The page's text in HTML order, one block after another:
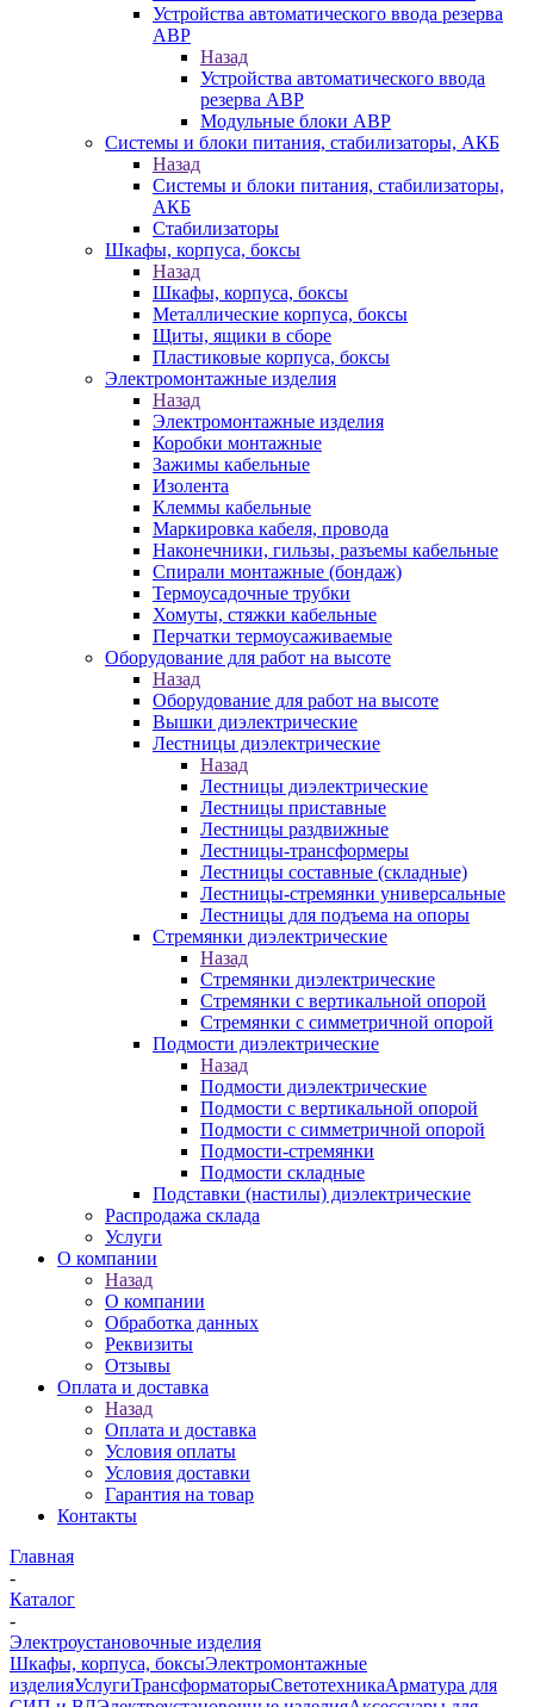
Устройства автоматического ввода резерва
АВР
Назад
Устройства автоматического ввода
резерва АВР
Модульные блоки АВР
Системы и блоки питания, стабилизаторы, АКБ
Назад
Системы и блоки питания, стабилизаторы,
АКБ
Стабилизаторы
Шкафы, корпуса, боксы
Назад
Шкафы, корпуса, боксы
Металлические корпуса, боксы
Щиты, ящики в сборе
Пластиковые корпуса, боксы
Электромонтажные изделия
Назад
Электромонтажные изделия
Коробки монтажные
Зажимы кабельные
Изолента
Клеммы кабельные
Маркировка кабеля, провода
Наконечники, гильзы, разъемы кабельные
Спирали монтажные (бондаж)
Термоусадочные трубки
Хомуты, стяжки кабельные
Перчатки термоусаживаемые
Оборудование для работ на высоте
Назад
Оборудование для работ на высоте
Вышки диэлектрические
Лестницы диэлектрические
Назад
Лестницы диэлектрические
Лестницы приставные
Лестницы раздвижные
Лестницы-трансформеры
Лестницы составные (складные)
Лестницы-стремянки универсальные
Лестницы для подъема на опоры
Стремянки диэлектрические
Назад
Стремянки диэлектрические
Стремянки с вертикальной опорой
Стремянки с симметричной опорой
Подмости диэлектрические
Назад
Подмости диэлектрические
Подмости с вертикальной опорой
Подмости с симметричной опорой
Подмости-стремянки
Подмости складные
Подставки (настилы) диэлектрические
Распродажа склада
Услуги
О компании
Назад
О компании
Обработка данных
Реквизиты
Отзывы
Оплата и доставка
Назад
Оплата и доставка
Условия оплаты
Условия доставки
Гарантия на товар
Контакты
Главная
-
Каталог
-
Электроустановочные изделия
Шкафы, корпуса, боксыЭлектромонтажные
изделияУслугиТрансформаторыСветотехникаАрматура для